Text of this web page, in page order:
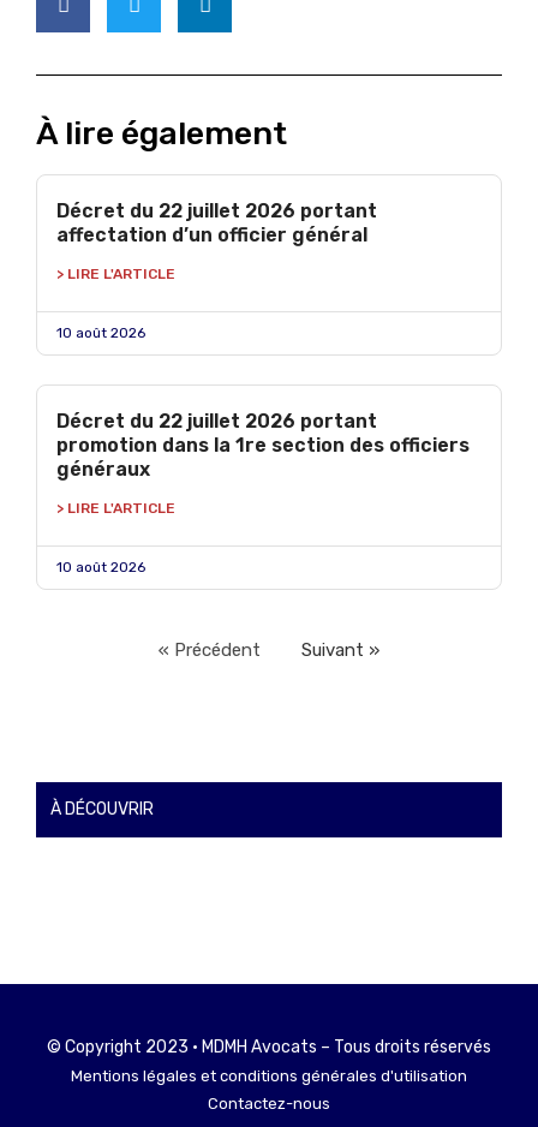
À lire également
Décret du 22 juillet 2026 portant
affectation d’un officier général
> LIRE L'ARTICLE
10 août 2026
Décret du 22 juillet 2026 portant
promotion dans la 1re section des officiers
généraux
> LIRE L'ARTICLE
10 août 2026
« Précédent Suivant »
À DÉCOUVRIR
© Copyright 2023 • MDMH Avocats – Tous droits réservés
Mentions légales et conditions générales d'utilisation
Contactez-nous